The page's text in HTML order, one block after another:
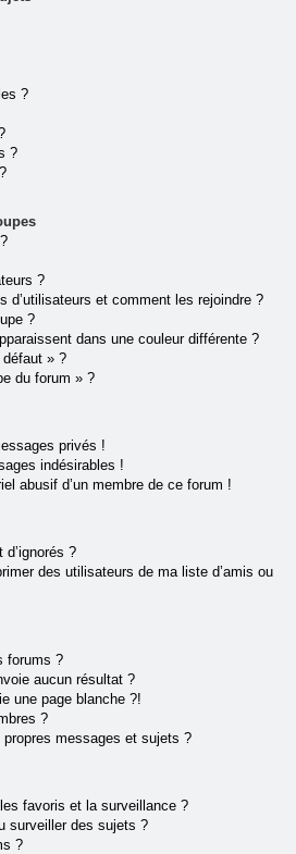
?
?
?
d’utilisateurs et comment les rejoindre ?
?
dans une couleur différente ?
défaut » ?
du forum » ?
privés !
indésirables !
abusif d’un membre de ce forum !
?
des utilisateurs de ma liste d’amis ou
forums ?
aucun résultat ?
une page blanche ?!
?
messages et sujets ?
favoris et la surveillance ?
surveiller des sujets ?
?